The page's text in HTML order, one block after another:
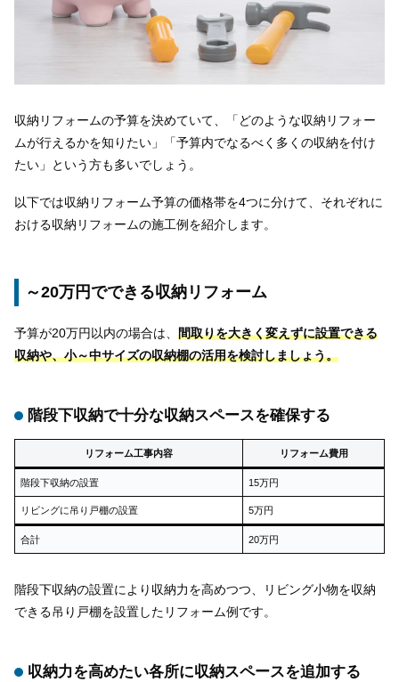
収納リフォームの予算を決めていて、「どのような収納リフォー
ムが行えるかを知りたい」「予算内でなるべく多くの収納を付け
たい」という方も多いでしょう。
以下では収納リフォーム予算の価格帯を4つに分けて、それぞれに
おける収納リフォームの施工例を紹介します。
～20万円でできる収納リフォーム
予算が20万円以内の場合は、 間取りを大きく変えずに設置できる
収納や、小～中サイズの収納棚の活用を検討しましょう。
階段下収納で十分な収納スペースを確保する
リフォーム工事内容 リフォーム費用
階段下収納の設置 15万円
リビングに吊り戸棚の設置 5万円
合計 20万円
階段下収納の設置により収納力を高めつつ、リビング小物を収納
できる吊り戸棚を設置したリフォーム例です。
収納力を高めたい各所に収納スペースを追加する